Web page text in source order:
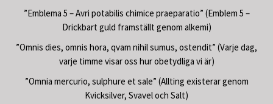
”Emblema 5 – Avri potabilis chimice praeparatio” (Emblem 5 –
Drickbart guld framställt genom alkemi)
”Omnis dies, omnis hora, qvam nihil sumus, ostendit” (Varje dag,
varje timme visar oss hur obetydliga vi är)
”Omnia mercurio, sulphure et sale” (Allting existerar genom
Kvicksilver, Svavel och Salt)